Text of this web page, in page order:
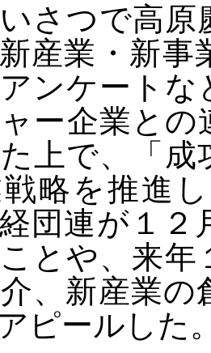
さつで高
産業・新事
ンケート
ー企業と
上で、「
略を推進
団連が１
とや、来
、新産業
ピールした